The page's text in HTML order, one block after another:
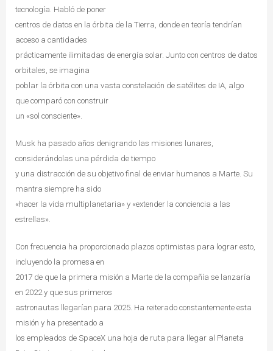
tecnología. Habló de poner
centros de datos en la órbita de la Tierra, donde en teoría tendrían
acceso a cantidades
prácticamente ilimitadas de energía solar. Junto con centros de datos
orbitales, se imagina
poblar la órbita con una vasta constelación de satélites de IA, algo
que comparó con construir
un «sol consciente».
Musk ha pasado años denigrando las misiones lunares,
considerándolas una pérdida de tiempo
y una distracción de su objetivo final de enviar humanos a Marte. Su
mantra siempre ha sido
«hacer la vida multiplanetaria» y «extender la conciencia a las
estrellas».
Con frecuencia ha proporcionado plazos optimistas para lograr esto,
incluyendo la promesa en
2017 de que la primera misión a Marte de la compañía se lanzaría
en 2022 y que sus primeros
astronautas llegarían para 2025. Ha reiterado constantemente esta
misión y ha presentado a
los empleados de SpaceX una hoja de ruta para llegar al Planeta